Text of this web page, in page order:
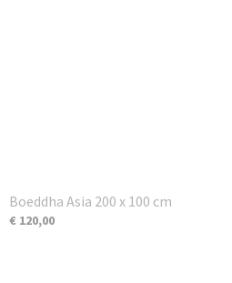
Boeddha Asia 200 x 100 cm
€ 120,00